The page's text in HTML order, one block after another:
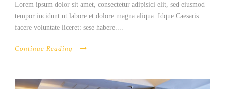
Lorem ipsum dolor sit amet, consectetur adipisici elit, sed eiusmod
tempor incidunt ut labore et dolore magna aliqua. Idque Caesaris
facere voluntate liceret: sese habere....
Continue Reading